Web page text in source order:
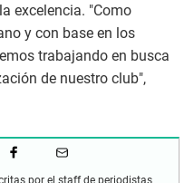
excelencia. "Como
y con base en los
trabajando en busca
de nuestro club",
por el staff de periodistas